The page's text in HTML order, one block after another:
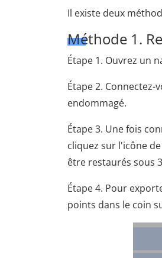
Il existe deux
Méthode 1.
Étape 1. Ouvrez un
Étape 2.
endommagé.
Étape 3. Une fois
cliquez sur l'icône
être restaurés sous
Étape 4. Pour
points dans le coin